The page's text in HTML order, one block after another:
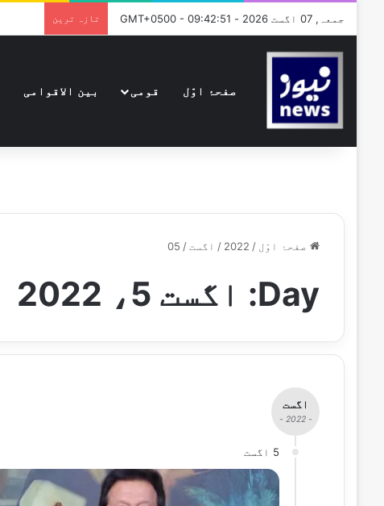
جمعہ, 07 اگست 2026 - GMT+0500 - 09:42:51 تازہ ترین
صفحۂ اوّل قومی بین الاقوامی
صفحۂ اوّل /
2022
/ اگست /
05
Day: اگست 5، 2022
اگست
- 2022 -
5 اگست